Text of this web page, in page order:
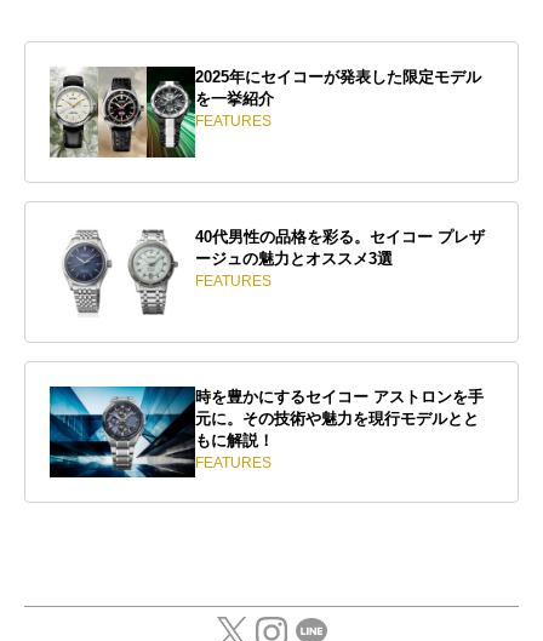
2025年にセイコーが発表した限定モデル
を一挙紹介
FEATURES
40代男性の品格を彩る。セイコー プレザ
ージュの魅力とオススメ3選
FEATURES
時を豊かにするセイコー アストロンを手
元に。その技術や魅力を現行モデルとと
もに解説！
FEATURES